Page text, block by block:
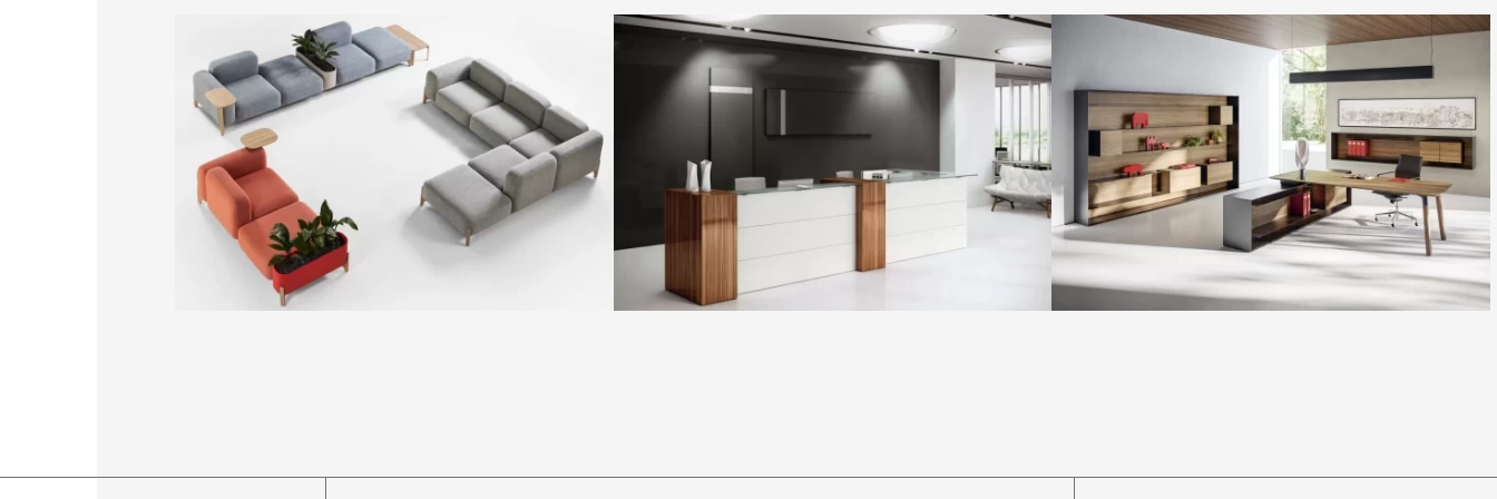
Диван для приймальні Elegant Офісна стійка Elledue Кабінет керівника Drive